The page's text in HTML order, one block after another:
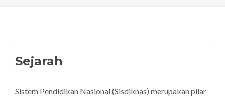
Sejarah
Sistem Pendidikan Nasional (Sisdiknas) merupakan pilar